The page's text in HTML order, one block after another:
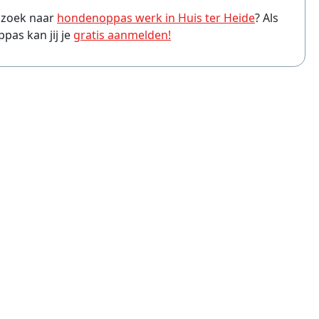
Almere
Amersfoort
Arnhem
naar hondenoppas werk in Huis ter Heide? Als
kan jij je gratis aanmelden!